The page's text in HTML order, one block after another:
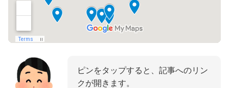
ピンをタップすると、記事へのリン
クが開きます。